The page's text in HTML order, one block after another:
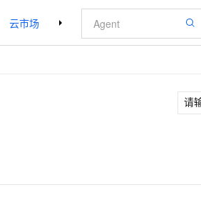
云市场 合作伙伴 支持与服务 了解